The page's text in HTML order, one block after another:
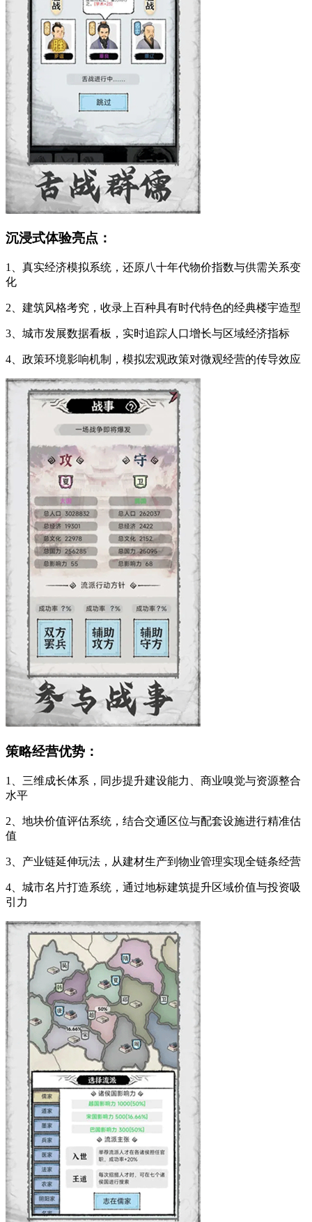
沉浸式体验亮点：
1、真实经济模拟系统，还原八十年代物价指数与供需关系变
化
2、建筑风格考究，收录上百种具有时代特色的经典楼宇造型
3、城市发展数据看板，实时追踪人口增长与区域经济指标
4、政策环境影响机制，模拟宏观政策对微观经营的传导效应
策略经营优势：
1、三维成长体系，同步提升建设能力、商业嗅觉与资源整合
水平
2、地块价值评估系统，结合交通区位与配套设施进行精准估
值
3、产业链延伸玩法，从建材生产到物业管理实现全链条经营
4、城市名片打造系统，通过地标建筑提升区域价值与投资吸
引力